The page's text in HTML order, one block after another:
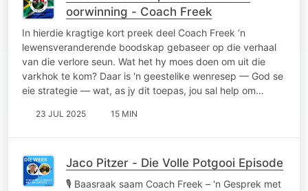
oorwinning - Coach Freek
In hierdie kragtige kort preek deel Coach Freek ’n
lewensveranderende boodskap gebaseer op die verhaal
van die verlore seun. Wat het hy moes doen om uit die
varkhok te kom? Daar is 'n geestelike wenresep — God se
eie strategie — wat, as jy dit toepas, jou sal help om…
23 JUL 2025 15 MIN
Jaco Pitzer - Die Volle Potgooi Episode
🎙 Baasraak saam Coach Freek – 'n Gesprek met